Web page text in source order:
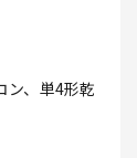
ン、単4形乾